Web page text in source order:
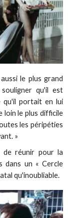
le plus grand
qu'il est
qu'il portait en lui
loin le plus difficile
les péripéties
»
de réunir pour la
dans un « Cercle
qu'inoubliable.